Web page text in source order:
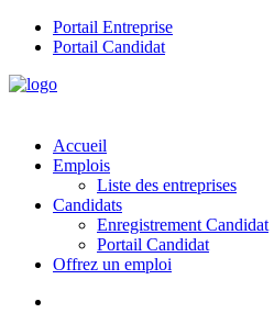
Portail Entreprise
Portail Candidat
Accueil
Emplois
Liste des entreprises
Candidats
Enregistrement Candidat
Portail Candidat
Offrez un emploi